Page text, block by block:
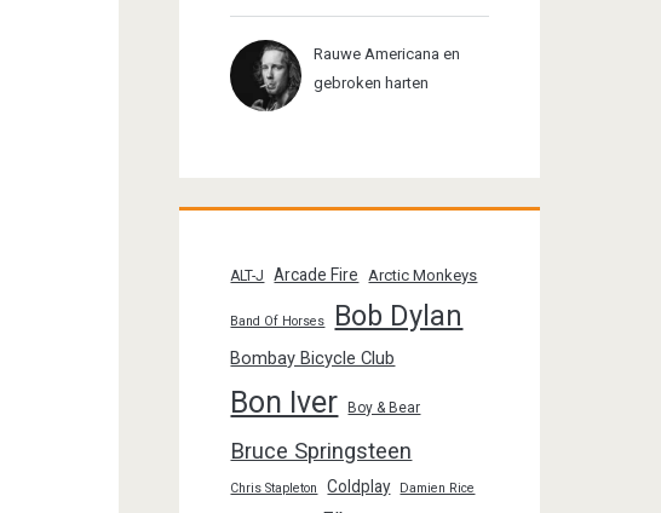
Rauwe Americana en
gebroken harten
ALT-J Arcade Fire Arctic Monkeys
Band Of Horses Bob Dylan
Bombay Bicycle Club
Bon Iver Boy & Bear
Bruce Springsteen
Chris Stapleton Coldplay Damien Rice